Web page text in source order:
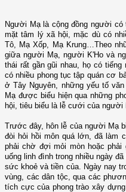
Người Mạ là cộng đồng người
mặt tâm lý xã hội, mặc dù có
Tô, Mạ Xốp, Mạ Krung…Theo
giữa người Mạ, người K'Ho và
thái rất gần gũi nhau, họ có tiếng
có nhiều phong tục tập quán cơ
ở Tây Nguyên, những yếu tố
Mạ được biểu hiện qua những
hội, tiêu biểu là lễ cưới của người
Trước đây, hôn lễ của người Mạ
đòi hỏi hồi môn quá lớn, đã làm
phải chờ đợi mỏi mòn hoặc
uống linh đình trong nhiều ngày
sức khoẻ và tiền của. Ngày nay
vùng, các dân tộc, qua các
tích cực của phong trào xây